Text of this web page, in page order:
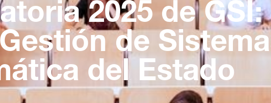
2025 de GSI:
de
del Estado